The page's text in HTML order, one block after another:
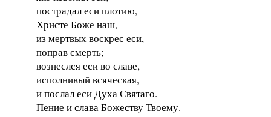
пострадал еси плотию,
Христе Боже наш,
из мертвых воскрес еси,
поправ смерть;
вознеслся еси во славе,
исполнивый всяческая,
и послал еси Духа Святаго.
Пение и слава Божеству Твоему.